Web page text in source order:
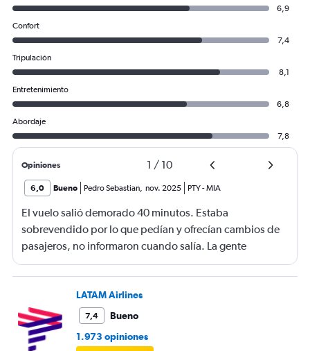
6,9
Confort
7,4
Tripulación
8,1
Entretenimiento
6,8
Abordaje
7,8
Opiniones 1 / 10
6,0 Bueno Pedro Sebastian nov. 2025 PTY-MIA
El vuelo salió demorado 40 minutos. Estaba
sobrevendido por lo que pedían y ofrecían cambios de
pasajeros, no informaron cuando salía. La gente
haciendo filas larguísimas para no quedarse sin viajar.
Mucha maleta de mano no había lugar. En mi caso se
terminó la comida me ofrecieron un solo menú.
LATAM Airlines
7,4
Bueno
1.973 opiniones